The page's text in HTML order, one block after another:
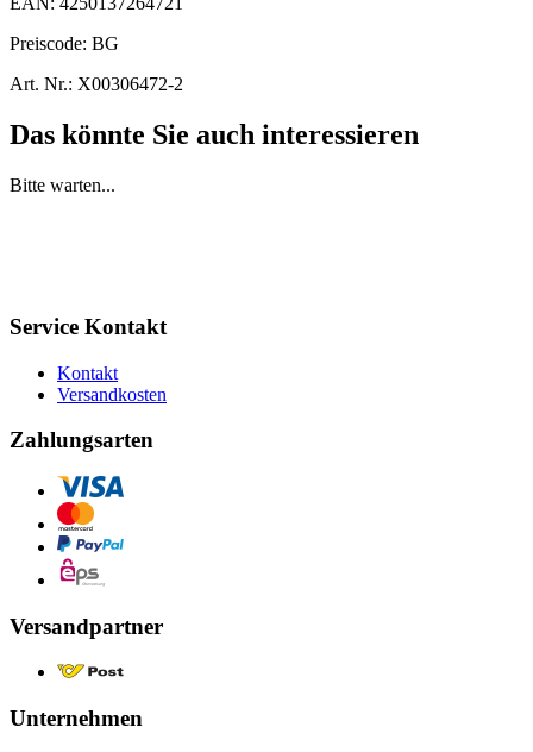
Preiscode: BG
Art. Nr.: X00306472-2
Das könnte Sie auch interessieren
Bitte warten...
Service Kontakt
Kontakt
Versandkosten
Zahlungsarten
Versandpartner
Unternehmen